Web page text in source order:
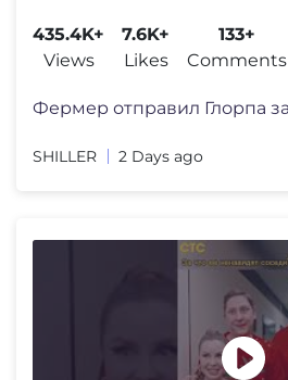
435.4K+
Views
7.6K+
Likes
133+
Comments
SHILLER 2 Days ago